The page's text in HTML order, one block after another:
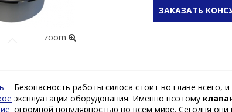
zoom
ЗАКАЗАТЬ
Безопасность работы силоса стоит во главе
эксплуатации оборудования. Именно поэтому
огромной популярностью во всем мире. Сегодня